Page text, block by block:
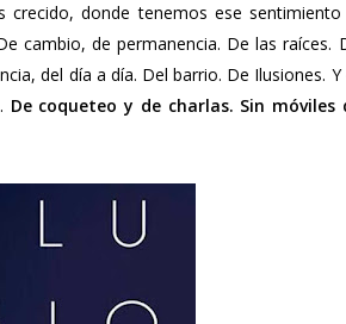
crecido, donde tenemos ese
cambio, de permanencia. De las raíces.
del día a día. Del barrio. De Ilusiones.
De coqueteo y de charlas. Sin móviles